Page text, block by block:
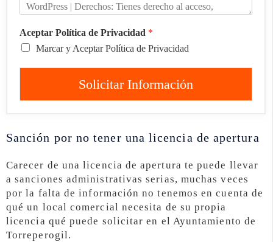
Aceptar Política de Privacidad *
Marcar y Aceptar Política de Privacidad
Solicitar Información
Sanción por no tener una licencia de apertura
Carecer de una licencia de apertura te puede llevar
a sanciones administrativas serias, muchas veces
por la falta de información no tenemos en cuenta de
qué un local comercial necesita de su propia
licencia qué puede solicitar en el Ayuntamiento de
Torreperogil.